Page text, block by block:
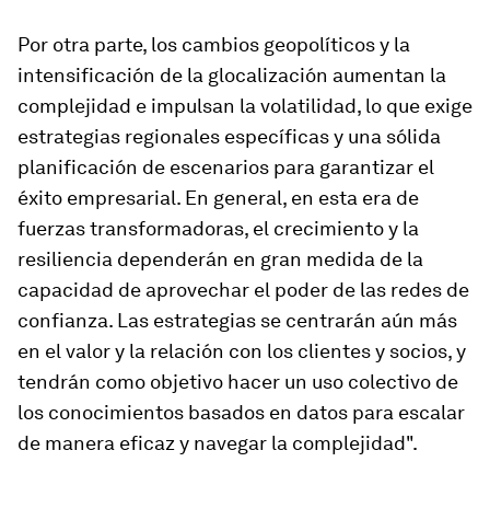
Por otra parte, los cambios geopolíticos y la
intensificación de la glocalización aumentan la
complejidad e impulsan la volatilidad, lo que exige
estrategias regionales específicas y una sólida
planificación de escenarios para garantizar el
éxito empresarial. En general, en esta era de
fuerzas transformadoras, el crecimiento y la
resiliencia dependerán en gran medida de la
capacidad de aprovechar el poder de las redes de
confianza. Las estrategias se centrarán aún más
en el valor y la relación con los clientes y socios, y
tendrán como objetivo hacer un uso colectivo de
los conocimientos basados en datos para escalar
de manera eficaz y navegar la complejidad".